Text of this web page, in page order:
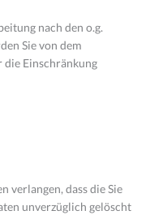
nach den o.g.
Sie von dem
Einschränkung
verlangen, dass die Sie
unverzüglich gelöscht